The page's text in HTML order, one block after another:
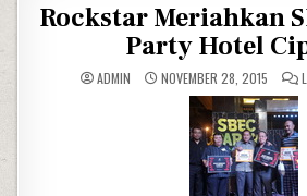
Rockstar Meriahkan
Party Hotel
ADMIN NOVEMBER 28, 2015